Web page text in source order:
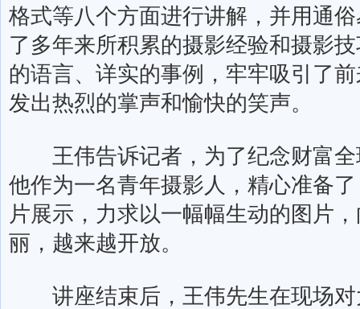
格式等八个方面进行讲解，并用通
了多年来所积累的摄影经验和摄影
的语言、详实的事例，牢牢吸引了
发出热烈的掌声和愉快的笑声。
王伟告诉记者，为了纪念财富全
他作为一名青年摄影人，精心准备
片展示，力求以一幅幅生动的图片
丽，越来越开放。
讲座结束后，王伟先生在现场对